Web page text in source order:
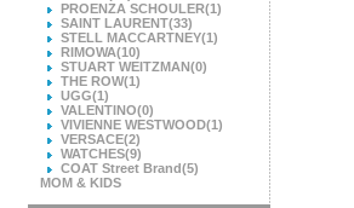
PROENZA SCHOULER(1)
SAINT LAURENT(33)
STELL MACCARTNEY(1)
RIMOWA(10)
STUART WEITZMAN(0)
THE ROW(1)
UGG(1)
VALENTINO(0)
VIVIENNE WESTWOOD(1)
VERSACE(2)
WATCHES(9)
COAT Street Brand(5)
MOM & KIDS